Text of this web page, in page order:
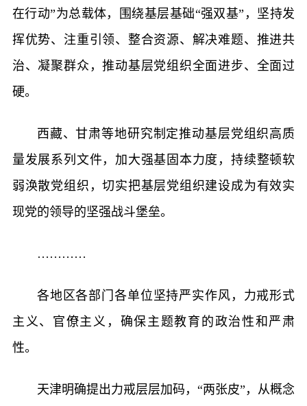
在行动”为总载体，围绕基层基础“强双基”，坚持发
挥优势、注重引领、整合资源、解决难题、推进共
治、凝聚群众，推动基层党组织全面进步、全面过
硬。
西藏、甘肃等地研究制定推动基层党组织高质
量发展系列文件，加大强基固本力度，持续整顿软
弱涣散党组织，切实把基层党组织建设成为有效实
现党的领导的坚强战斗堡垒。
…………
各地区各部门各单位坚持严实作风，力戒形式
主义、官僚主义，确保主题教育的政治性和严肃
性。
天津明确提出力戒层层加码，“两张皮”，从概念